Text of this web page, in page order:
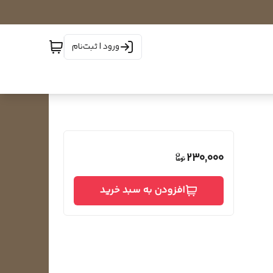
ورود | ثبت‌نام
230,000
افزودن به سبد خرید